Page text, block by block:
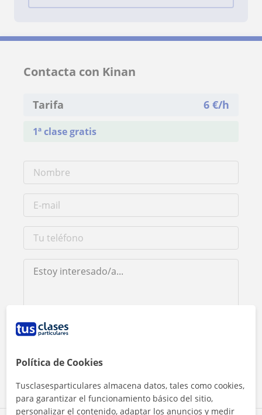
Contacta con Kinan
Tarifa 6 €/h
1ª clase gratis
Al hacer clic, aceptas nuestro
Contactar ahora
Política de Cookies
Tusclasesparticulares almacena datos, tales como cookies,
para garantizar el funcionamiento básico del sitio,
personalizar el contenido, adaptar los anuncios y medir